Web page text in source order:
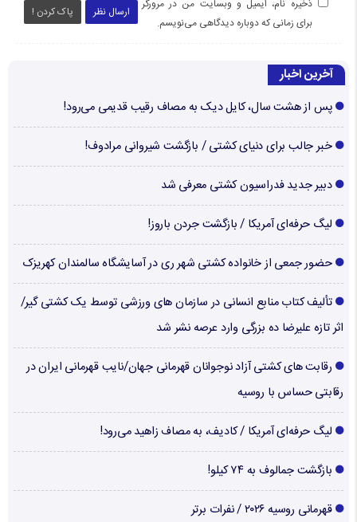
ارسال نظر پاک کردن !
ذخیره نام، ایمیل و وبسایت من در مرورگر
برای زمانی که دوباره دیدگاهی می‌نویسم.
آخرین اخبار
پس از هشت سال، کایل دیک به مصاف رقیب قدیمی می‌رود!
خبر جالب برای دنیای کشتی / بازگشت شیروانی مرادوف!
دبیر جدید فدراسیون کشتی معرفی شد
لیگ حرفه‌ای آمریکا / بازگشت جردن باروز!
حضور جمعی از خانواده کشتی شهر ری در آسایشگاه سالمندان کهریزک
تألیف کتاب منابع انسانی در سازمان های ورزشی توسط یک کشتی گیر/
اثر تازه علیرضا ده بزرگی وارد عرصه نشر شد
رقابت های کشتی آزاد نوجوانان قهرمانی جهان/نایب قهرمانی ایران در
رقابتی حساس با روسیه
لیگ حرفه‌ای آمریکا / کادیف، به مصاف زاهید می‌رود!
بازگشت جمالوف به ۷۴ کیلو!
قهرمانی روسیه ۲۰۲۶ / نفرات برتر